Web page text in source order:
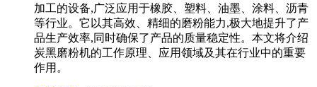
加工的设备,广泛应用于橡胶、塑料、油墨、涂料、沥青
等行业。它以其高效、精细的磨粉能力,极大地提升了产
品生产效率,同时确保了产品的质量稳定性。本文将介绍
炭黑磨粉机的工作原理、应用领域及其在行业中的重要
作用。